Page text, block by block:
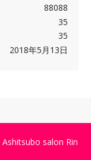
88088
35
35
2018年5月13日
Ashitsubo salon Rin